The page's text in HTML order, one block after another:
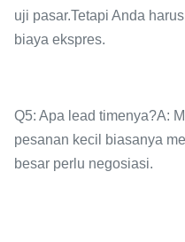
uji pasar.Tetapi Anda
biaya ekspres.
Q5: Apa lead timenya?A:
pesanan kecil biasanya
besar perlu negosiasi.